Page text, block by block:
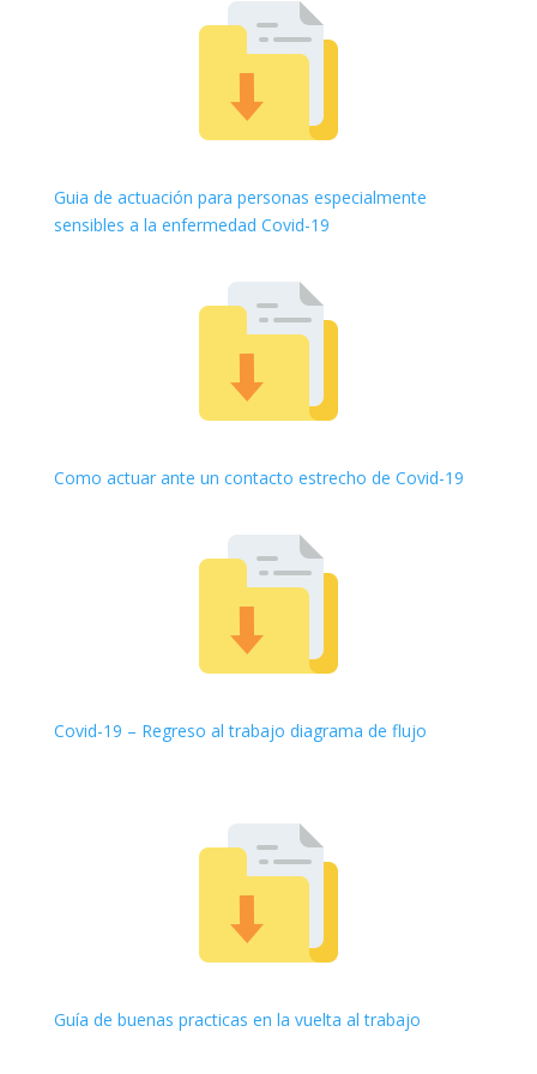
Guia de actuación para personas especialmente
sensibles a la enfermedad Covid-19
Como actuar ante un contacto estrecho de Covid-19
Covid-19 – Regreso al trabajo diagrama de flujo
Guía de buenas practicas en la vuelta al trabajo